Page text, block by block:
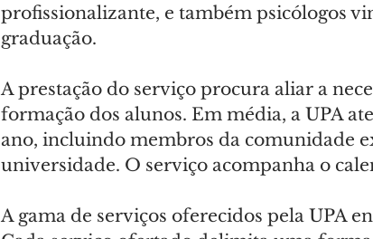
profissionalizante, e também psicólogos
graduação.
A prestação do serviço procura aliar a
formação dos alunos. Em média, a UPA
ano, incluindo membros da comunidade
universidade. O serviço acompanha o
A gama de serviços oferecidos pela UPA